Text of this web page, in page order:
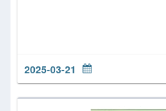
2025-03-21